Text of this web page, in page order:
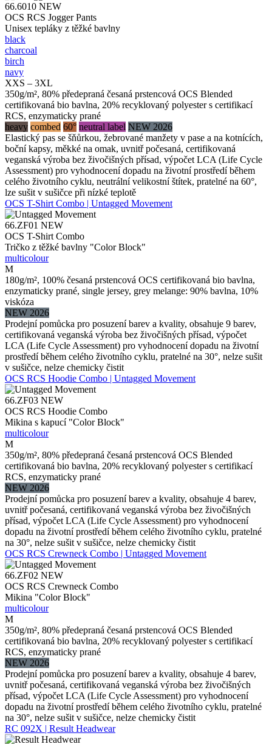
66.6010 NEW
OCS RCS Jogger Pants
Unisex tepláky z těžké bavlny
black
charcoal
birch
navy
XXS – 3XL
350g/m², 80% předepraná česaná prstencová OCS Blended
certifikovaná bio bavlna, 20% recyklovaný polyester s certifikací
RCS, enzymaticky prané
heavy combed 60° neutral label NEW 2026
Elastický pas se šňůrkou, žebrované manžety v pase a na kotnících,
boční kapsy, měkké na omak, uvnitř počesaná, certifikovaná
veganská výroba bez živočišných přísad, výpočet LCA (Life Cycle
Assessment) pro vyhodnocení dopadu na životní prostředí během
celého životního cyklu, neutrální velikostní štítek, pratelné na 60°,
lze sušit v sušičce při nízké teplotě
OCS T-Shirt Combo | Untagged Movement
66.ZF01 NEW
OCS T-Shirt Combo
Tričko z těžké bavlny "Color Block"
multicolour
M
180g/m², 100% česaná prstencová OCS certifikovaná bio bavlna,
enzymaticky prané, single jersey, grey melange: 90% bavlna, 10%
viskóza
NEW 2026
Prodejní pomůcka pro posuzení barev a kvality, obsahuje 9 barev,
certifikovaná veganská výroba bez živočišných přísad, výpočet
LCA (Life Cycle Assessment) pro vyhodnocení dopadu na životní
prostředí během celého životního cyklu, pratelné na 30°, nelze sušit
v sušičce, nelze chemicky čistit
OCS RCS Hoodie Combo | Untagged Movement
66.ZF03 NEW
OCS RCS Hoodie Combo
Mikina s kapucí "Color Block"
multicolour
M
350g/m², 80% předepraná česaná prstencová OCS Blended
certifikovaná bio bavlna, 20% recyklovaný polyester s certifikací
RCS, enzymaticky prané
NEW 2026
Prodejní pomůcka pro posuzení barev a kvality, obsahuje 4 barev,
uvnitř počesaná, certifikovaná veganská výroba bez živočišných
přísad, výpočet LCA (Life Cycle Assessment) pro vyhodnocení
dopadu na životní prostředí během celého životního cyklu, pratelné
na 30°, nelze sušit v sušičce, nelze chemicky čistit
OCS RCS Crewneck Combo | Untagged Movement
66.ZF02 NEW
OCS RCS Crewneck Combo
Mikina "Color Block"
multicolour
M
350g/m², 80% předepraná česaná prstencová OCS Blended
certifikovaná bio bavlna, 20% recyklovaný polyester s certifikací
RCS, enzymaticky prané
NEW 2026
Prodejní pomůcka pro posuzení barev a kvality, obsahuje 4 barev,
uvnitř počesaná, certifikovaná veganská výroba bez živočišných
přísad, výpočet LCA (Life Cycle Assessment) pro vyhodnocení
dopadu na životní prostředí během celého životního cyklu, pratelné
na 30°, nelze sušit v sušičce, nelze chemicky čistit
RC 092X | Result Headwear